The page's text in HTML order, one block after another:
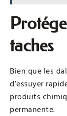
taches
Bien que les
d’essuyer
produits
permanente.